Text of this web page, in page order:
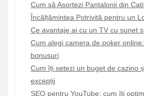
Cum să Asortezi Pantalonii din
Încălțămintea Potrivită pentru un
Ce avantaje ai cu un TV cu sunet
Cum alegi camera de poker
bonusuri
Cum îți setezi un buget de cazino
excepții
SEO pentru YouTube: cum îți